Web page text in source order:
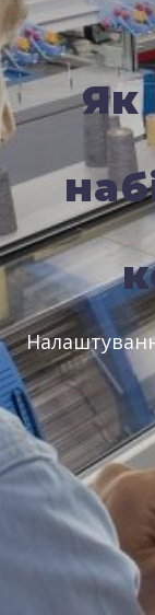
Як